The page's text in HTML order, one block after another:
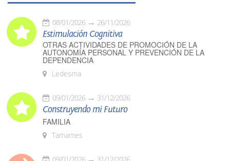
08/01/2026 26/11/2026
Estimulación Cognitiva
OTRAS ACTIVIDADES DE PROMOCIÓN DE LA
AUTONOMÍA PERSONAL Y PREVENCIÓN DE LA
DEPENDENCIA
Ledesma
09/01/2026 31/12/2026
Construyendo mi Futuro
FAMILIA
Tamames